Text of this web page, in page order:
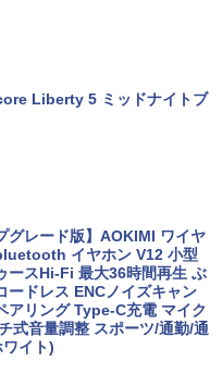
256GB(SSD)/12.1W/W
note CF-SZ6/12.1型F
WiFi / 超軽量モバイルノー
不要
】デスクトップパソコン
マウス付 2年保証 安い P
テレワーク 在宅勤務
グ1位」 デスクトップパ
Office付き パソコン
第14世代 Core i5-4590 i
SSD 256GB～2TB｜メモ
5｜ デスクトップPC
高性能 ゲーム 本体のみ PC
定済み
型 / フルHD(1920×1080) /
ック VP227HF
円値下げ／＼楽天1位！20
軽量超薄型／モバイルモニ
チ フルHD 4K 144Hz タッ
テリー内蔵 無線接続 12モ
沢 IPSパネル Type-C HDM
モートワーク ディスプレイ
ブルモニター
Liberty 5 ミッドナイトブ
グレード版】AOKIMI ワイヤ
イヤホン V12 小型
ースHi-Fi 最大36時間再生 ぶ
ードレス ENCノイズキャン
アリング Type-C充電 マイク
式音量調整 スポーツ/通勤/通
イト)